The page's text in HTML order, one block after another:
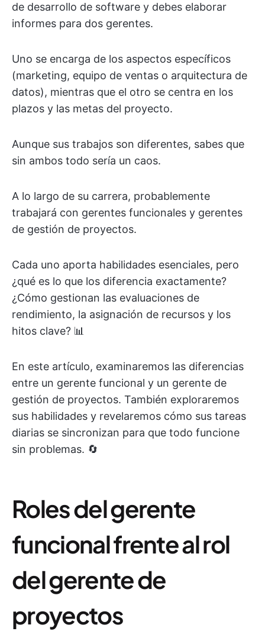
de desarrollo de software y debes elaborar
informes para dos gerentes.
Uno se encarga de los aspectos específicos
(marketing, equipo de ventas o arquitectura de
datos), mientras que el otro se centra en los
plazos y las metas del proyecto.
Aunque sus trabajos son diferentes, sabes que
sin ambos todo sería un caos.
A lo largo de su carrera, probablemente
trabajará con gerentes funcionales y gerentes
de gestión de proyectos.
Cada uno aporta habilidades esenciales, pero
¿qué es lo que los diferencia exactamente?
¿Cómo gestionan las evaluaciones de
rendimiento, la asignación de recursos y los
hitos clave? 📊
En este artículo, examinaremos las diferencias
entre un gerente funcional y un gerente de
gestión de proyectos. También exploraremos
sus habilidades y revelaremos cómo sus tareas
diarias se sincronizan para que todo funcione
sin problemas. 🔄
Roles del gerente
funcional frente al rol
del gerente de
proyectos